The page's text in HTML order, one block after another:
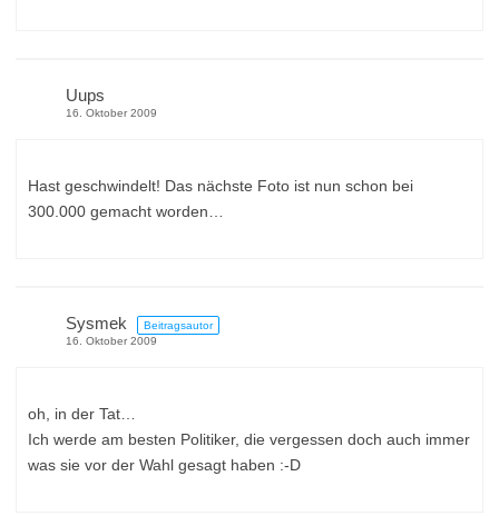
Uups
16. Oktober 2009
Hast geschwindelt! Das nächste Foto ist nun schon bei
300.000 gemacht worden…
Sysmek
Beitragsautor
16. Oktober 2009
oh, in der Tat…
Ich werde am besten Politiker, die vergessen doch auch immer
was sie vor der Wahl gesagt haben :-D